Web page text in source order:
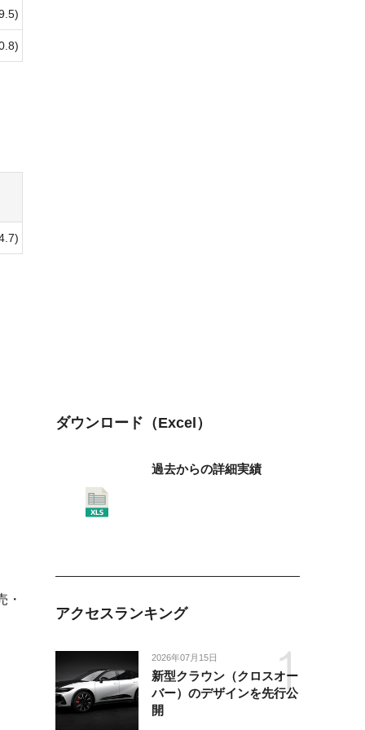
・
ダウンロード（Excel）
過去からの詳細実績
アクセスランキング
2026年07月15日
新型クラウン（クロスオー
バー）のデザインを先行公
開